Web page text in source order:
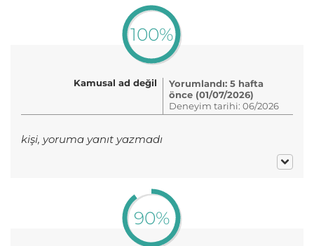
100%
Kamusal ad değil
Yorumlandı: 5 hafta
önce (01/07/2026)
Deneyim tarihi: 06/2026
kişi, yoruma yanıt yazmadı
90%